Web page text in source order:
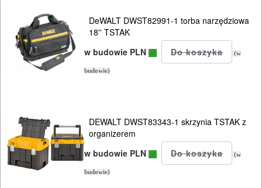
Tstak
system
DeWALT
FESTOOL
Sys
system
DeWALT DWST82991-1 torba narzędziowa
18'' TSTAK
w budowie PLN
(w
budowie)
DEWALT DWST83343-1 skrzynia TSTAK z
organizerem
w budowie PLN
(w
budowie)